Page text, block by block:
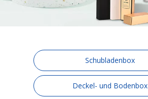
Schubladenbox
Deckel- und Bodenbox